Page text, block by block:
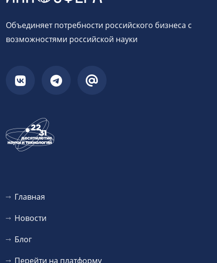
Объединяет потребности российского бизнеса с
возможностями российской науки
Главная
Новости
Блог
Перейти на платформу